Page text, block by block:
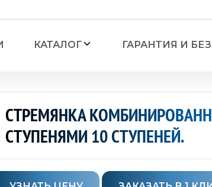
КАТАЛОГ
— Лестницы
ГАРАНТИЯ И
СТРЕМЯНКА
СТУПЕНЯМИ 10 СТУПЕНЕЙ.